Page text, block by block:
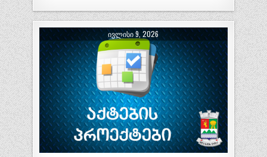
ᲘᲕᲚᲘᲡᲘ 9, 2026